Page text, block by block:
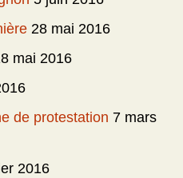
28 mai 2016
mai 2016
de protestation 7 mars
2016